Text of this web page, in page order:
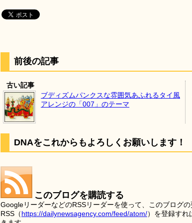
前後の記事
古い記事
ブディズムパンクスな雰囲気あふれるタイ風
アレンジの「007」のテーマ
DNAをこれからもよろしくお願いします！
このブログを購読する
GoogleリーダーなどのRSSリーダーを使って、このブログ
RSS（https://dailynewsagency.com/feed/atom/）を登録すれ